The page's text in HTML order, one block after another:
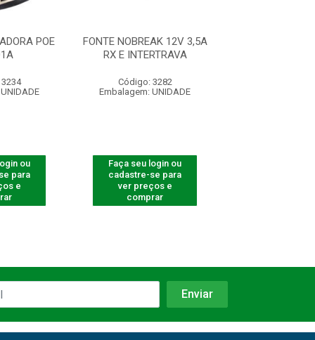
POE
ou
para
e
FONTE NOBREAK 12V 3,5A
RX E INTERTRAVA
Código: 3282
Embalagem: UNIDADE
Faça seu login ou
cadastre-se para
ver preços e
comprar